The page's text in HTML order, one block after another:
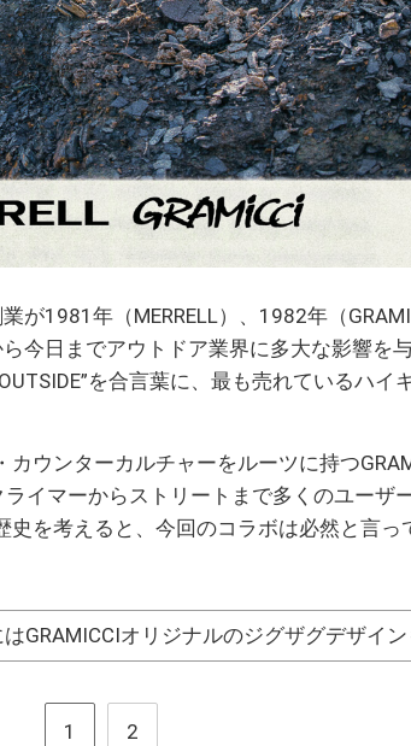
が1981年（MERRELL）、1982年（
今日までアウトドア業界に多大な影響を
OUTSIDE”を合言葉に、最も売れているハイ
ウンターカルチャーをルーツに持つ
イマーからストリートまで多くのユーザ
史を考えると、今回のコラボは必然と言っ
GRAMICCIオリジナルのジグザグデザイン
1 2